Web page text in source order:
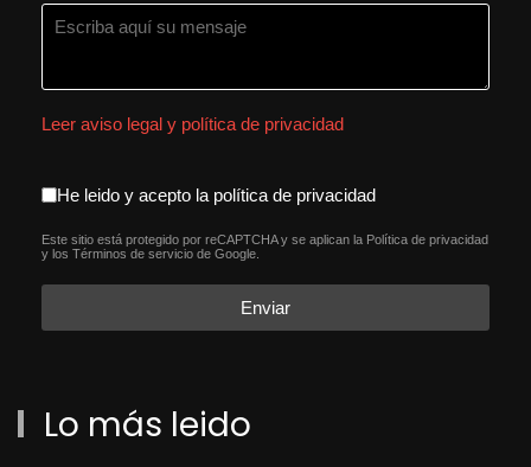
Leer aviso legal y política de privacidad
aceptacion política de
He leido y acepto la política de privacidad
reCAPTCHA*
Este sitio está protegido por reCAPTCHA y se aplican la Política de privacidad
y los Términos de servicio de Google.
Enviar
Lo más leido